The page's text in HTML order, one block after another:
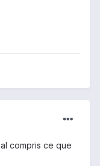
compris ce que